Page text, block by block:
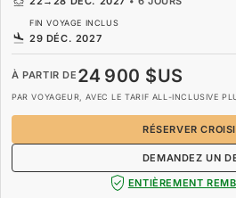
FIN VOYAGE INCLUS
29 DÉC. 2027
À PARTIR DE 24 900 $US
PAR VOYAGEUR, AVEC LE TARIF ALL-INCLUSIVE
RÉSERVER
DEMANDEZ UN
ENTIÈREMENT